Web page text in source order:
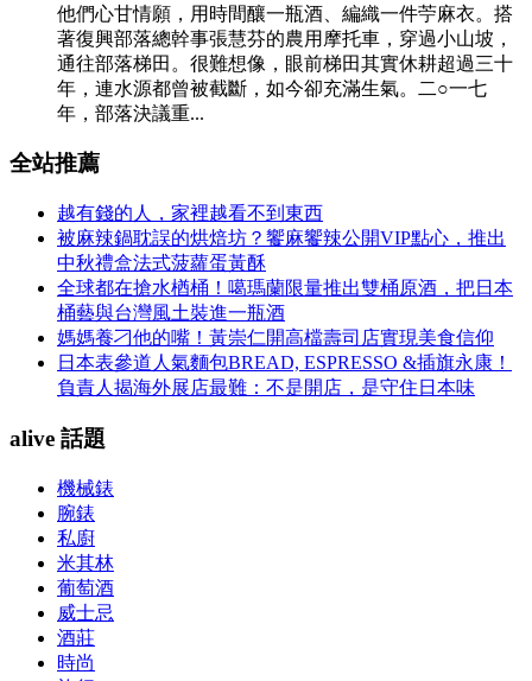
他們心甘情願，用時間釀一瓶酒、編織一件苧麻衣。搭
著復興部落總幹事張慧芬的農用摩托車，穿過小山坡，
通往部落梯田。很難想像，眼前梯田其實休耕超過三十
年，連水源都曾被截斷，如今卻充滿生氣。二○一七
年，部落決議重...
全站推薦
越有錢的人，家裡越看不到東西
被麻辣鍋耽誤的烘焙坊？饗麻饗辣公開VIP點心，推出
中秋禮盒法式菠蘿蛋黃酥
全球都在搶水楢桶！噶瑪蘭限量推出雙桶原酒，把日本
桶藝與台灣風土裝進一瓶酒
媽媽養刁他的嘴！黃崇仁開高檔壽司店實現美食信仰
日本表參道人氣麵包BREAD, ESPRESSO &插旗永康！
負責人揭海外展店最難：不是開店，是守住日本味
alive 話題
機械錶
腕錶
私廚
米其林
葡萄酒
威士忌
酒莊
時尚